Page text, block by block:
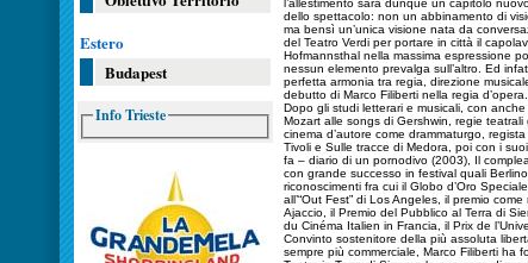
Estero
Budapest
Info Trieste
l’allestimento sarà dunque un capitolo
dello spettacolo: non un abbinamento di
ma bensì un’unica visione nata da
del Teatro Verdi per portare in città il
Hofmannsthal nella massima espressione
nessun elemento prevalga sull’altro. Ed
perfetta armonia tra regia, direzione
debutto di Marco Filiberti nella regia d’opera.
Dopo gli studi letterari e musicali, con
Mozart alle songs di Gershwin, regie
cinema d’autore come drammaturgo,
Tivoli e Sulle tracce di Medora, poi con i
fa – diario di un pornodivo (2003), Il
con grande successo in festival quali
riconoscimenti fra cui il Globo d’Oro
all’“Out Fest” di Los Angeles, il premio
Ajaccio, il Premio del Pubblico al Terra di
du Cinéma Italien in Francia, il Prix de
Convinto sostenitore della più assoluta
sempre più commerciale, Marco Filiberti ha